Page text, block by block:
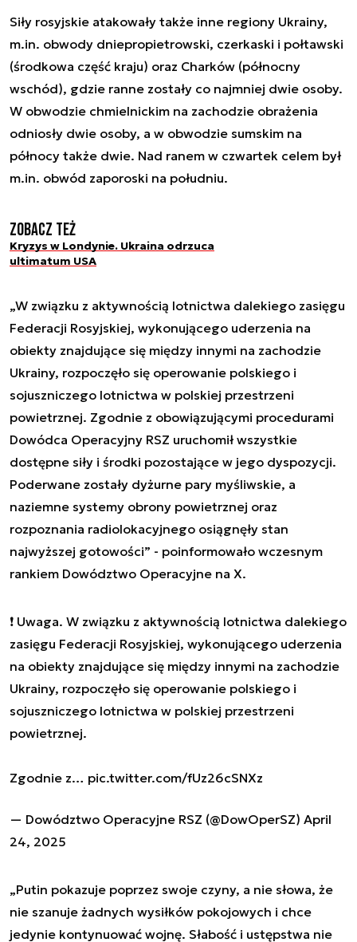
Siły rosyjskie atakowały także inne regiony Ukrainy,
m.in. obwody dniepropietrowski, czerkaski i połtawski
(środkowa część kraju) oraz Charków (północny
wschód), gdzie ranne zostały co najmniej dwie osoby.
W obwodzie chmielnickim na zachodzie obrażenia
odniosły dwie osoby, a w obwodzie sumskim na
północy także dwie. Nad ranem w czwartek celem był
m.in. obwód zaporoski na południu.
Zobacz też
Kryzys w Londynie. Ukraina odrzuca
ultimatum USA
„W związku z aktywnością lotnictwa dalekiego zasięgu
Federacji Rosyjskiej, wykonującego uderzenia na
obiekty znajdujące się między innymi na zachodzie
Ukrainy, rozpoczęło się operowanie polskiego i
sojuszniczego lotnictwa w polskiej przestrzeni
powietrznej. Zgodnie z obowiązującymi procedurami
Dowódca Operacyjny RSZ uruchomił wszystkie
dostępne siły i środki pozostające w jego dyspozycji.
Poderwane zostały dyżurne pary myśliwskie, a
naziemne systemy obrony powietrznej oraz
rozpoznania radiolokacyjnego osiągnęły stan
najwyższej gotowości” - poinformowało wczesnym
rankiem Dowództwo Operacyjne na X.
❗️ Uwaga. W związku z aktywnością lotnictwa dalekiego
zasięgu Federacji Rosyjskiej, wykonującego uderzenia
na obiekty znajdujące się między innymi na zachodzie
Ukrainy, rozpoczęło się operowanie polskiego i
sojuszniczego lotnictwa w polskiej przestrzeni
powietrznej.
Zgodnie z… pic.twitter.com/fUz26cSNXz
— Dowództwo Operacyjne RSZ (@DowOperSZ) April
24, 2025
„Putin pokazuje poprzez swoje czyny, a nie słowa, że
nie szanuje żadnych wysiłków pokojowych i chce
jedynie kontynuować wojnę. Słabość i ustępstwa nie